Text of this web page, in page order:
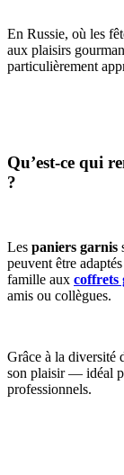
En Russie, où les
aux plaisirs
particulièrement
Qu’est-ce qui
?
Les paniers garnis
peuvent être
famille aux coffrets
amis ou collègues.
Grâce à la diversité
son plaisir — idéal
professionnels.